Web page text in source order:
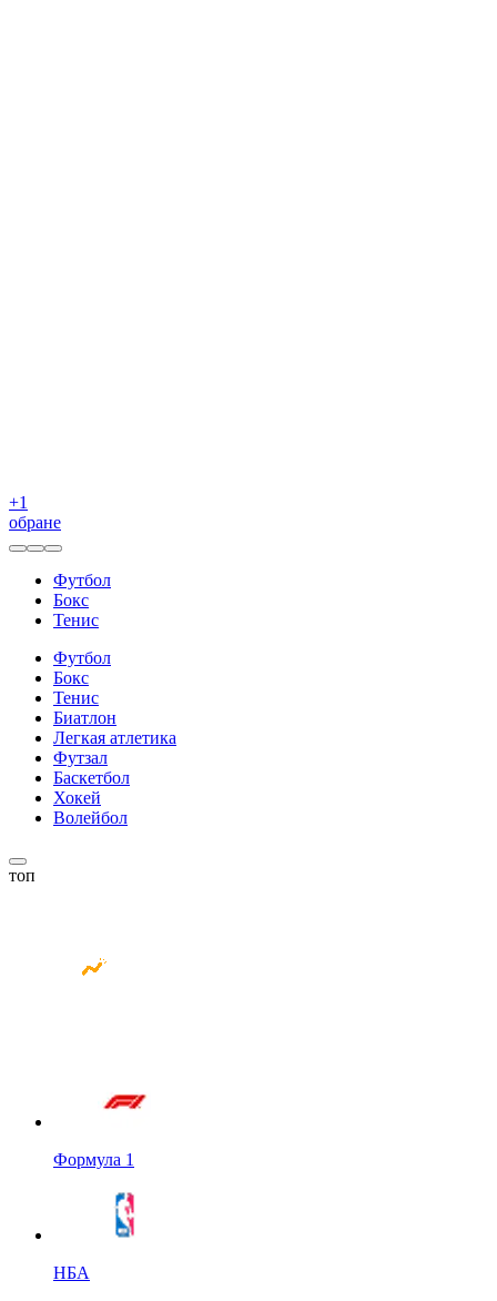
+1
обране
Футбол
Бокс
Тенис
Футбол
Бокс
Тенис
Биатлон
Легкая атлетика
Футзал
Баскетбол
Хокей
Волейбол
топ
Формула 1
НБА